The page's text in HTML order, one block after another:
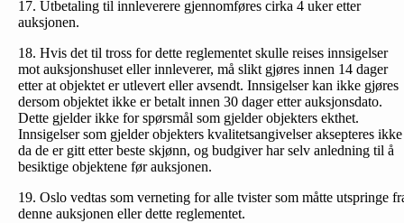
17. Utbetaling til innleverere gjennomføres cirka 4 uker etter
auksjonen.
18. Hvis det til tross for dette reglementet skulle reises inn­sigelser
mot auksjonshuset eller innleverer, må slikt gjøres innen 14 dager
etter at objektet er utlevert eller avsendt. Innsigelser kan ikke gjøres
dersom objektet ikke er betalt innen 30 dager etter auksjonsdato.
Dette gjelder ikke for spørsmål som gjelder objekters ekthet.
Innsigelser som gjelder objekters kvalitetsangivelser aksepteres ikke
da de er gitt etter beste skjønn, og budgiver har selv anledning til å
besiktige objektene før auksjonen.
19. Oslo vedtas som verneting for alle tvister som måtte utspringe
denne auksjonen eller dette reglementet.